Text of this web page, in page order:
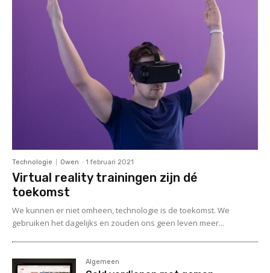
Technologie Owen - 1 februari 2021
Virtual reality trainingen zijn dé
toekomst
We kunnen er niet omheen, technologie is de toekomst. We
gebruiken het dagelijks en zouden ons geen leven meer...
Algemeen